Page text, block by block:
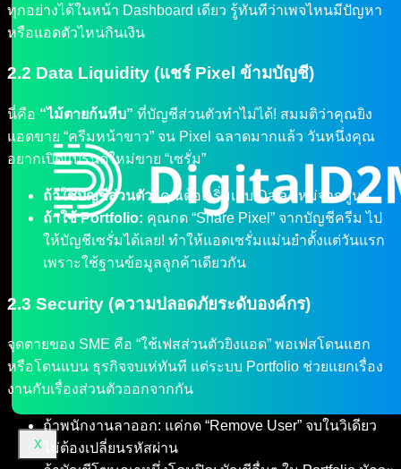
X
ทุกอย่างได้ในหน้า Dashboard เดียว รู้ทันทีว่าเพจไหนมีปัญหา
หรือแอดตัวไหนกินเงิน
2.2 Data Liquidity (แชร์ Pixel ข้ามบัญชี)
นี่คือ “ไม้ตายก้นหีบ” ที่บัญชีส่วนตัวทำไม่ได้! สมมติว่าคุณยิง
แอดขาย “ครีมหน้าขาว” จน Pixel ฉลาดมากแล้ว วันหนึ่งคุณ
อยากเปิดแบรนด์ใหม่ขาย “เซรั่ม”
ถ้าใช้บัญชีส่วนตัว: คุณต้องเริ่มเก็บ Data ใหม่จากศูนย์
ถ้าใช้ Portfolio: คุณกด “Share Pixel” จากบัญชีครีม ไป
ให้บัญชีเซรั่มได้เลย! ทำให้แอดเซรั่มแม่นยำตั้งแต่วันแรก
เพราะใช้ฐานข้อมูลลูกค้าเดียวกัน
2.3 Security (ความปลอดภัยระดับองค์กร)
จุดตายของ SME คือ “ใช้เฟสส่วนตัวยิงแอด” พอเฟสโดนแฮก
หรือโดนแบน ธุรกิจจบเห่ทันที แต่ระบบ Portfolio ช่วยแยกเรื่อง
งานกับเรื่องส่วนตัวออกจากกัน
ถ้าพนักงานลาออก: แค่กด “Remove User” จบในวิเดียว
ไม่ต้องเปลี่ยนรหัสผ่าน